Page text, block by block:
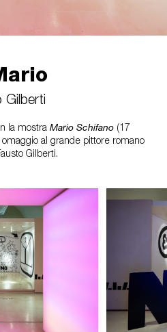
Gilberti
la mostra Mario Schifano (17
al grande pittore romano
Gilberti.